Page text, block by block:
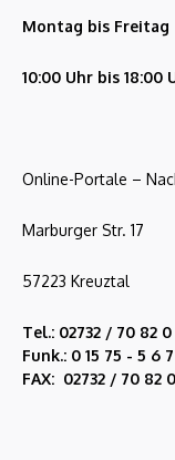
Montag bis Freitag
10:00 Uhr bis 18:00
Online-Portale –
Marburger Str. 17
57223 Kreuztal
Tel.: 02732 / 70 82 0
Funk.: 0 15 75 - 5 6
FAX: 02732 / 70 82